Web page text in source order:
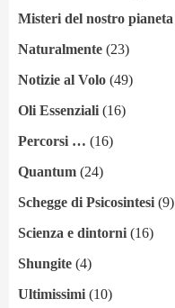
Misteri del nostro pianeta
Naturalmente (23)
Notizie al Volo (49)
Oli Essenziali (16)
Percorsi … (16)
Quantum (24)
Schegge di Psicosintesi (9)
Scienza e dintorni (16)
Shungite (4)
Ultimissimi (10)